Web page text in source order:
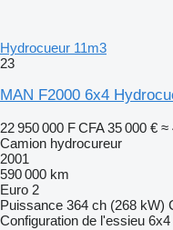
Hydrocueur 11m3
23
MAN F2000 6x4
22 950 000 F CFA 35 000 € ≈
Camion hydrocureur
2001
590 000 km
Euro 2
Puissance 364 ch (268 kW)
Configuration de l'essieu 6x4